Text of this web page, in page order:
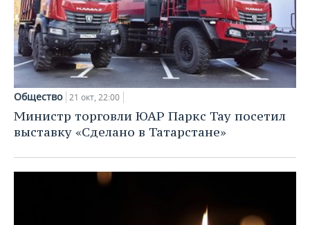
Общество 21 окт, 22:00
Министр торговли ЮАР Паркс Тау посетил
выставку «Сделано в Татарстане»